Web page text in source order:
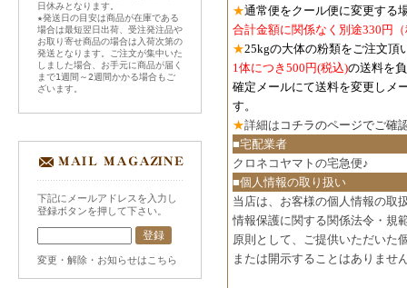
★通常便をクール便に変更する
合計金額に関係なく別途330円
★25kgの大体の粉類をご注文頂
1体につき500円(税込)の送料を
確定メールにて送料を変更しメ
す。
★詳細は コチラのページでご確
■宅配業者
クロネコヤマトの宅急便♪
■個人情報の取り扱い
当店は、お客様の個人情報の取
情報保護に関する関係法令・規
原則として、ご提供いただいた
または開示することはありませ
日休みとなります。
★発送日の目安は商品が在庫である
場合は最短翌日出荷、受注発注品や
お取り寄せ商品の場合は入荷次第の
発送となります。ご注文が集中いた
しました場合、お手元に商品が届く
まで1週間～2週間かかる場合もご
ざいます。
下記にメールアドレスを入力し
登録ボタンを押して下さい。
変更・解除・お知らせはこちら